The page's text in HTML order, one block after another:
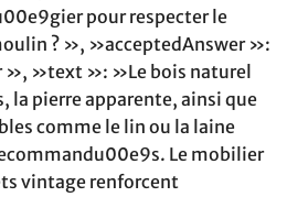
pour respecter le
? », »acceptedAnswer »:
»text »: »Le bois naturel
la pierre apparente, ainsi que
comme le lin ou la laine
Le mobilier
vintage renforcent